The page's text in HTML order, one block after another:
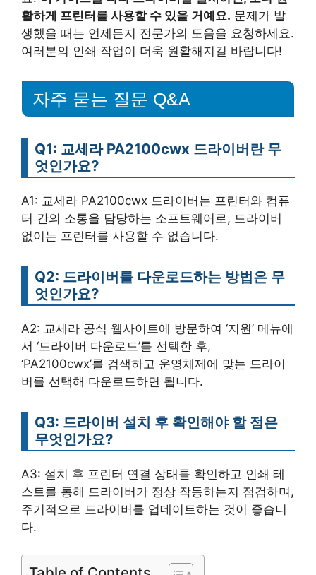
활하게 프린터를 사용할 수 있을 거예요. 문제가 발
생했을 때는 언제든지 전문가의 도움을 요청하세요.
여러분의 인쇄 작업이 더욱 원활해지길 바랍니다!
자주 묻는 질문 Q&A
Q1: 교세라 PA2100cwx 드라이버란 무
엇인가요?
A1: 교세라 PA2100cwx 드라이버는 프린터와 컴퓨
터 간의 소통을 담당하는 소프트웨어로, 드라이버
없이는 프린터를 사용할 수 없습니다.
Q2: 드라이버를 다운로드하는 방법은 무
엇인가요?
A2: 교세라 공식 웹사이트에 방문하여 ‘지원’ 메뉴에
서 ‘드라이버 다운로드’를 선택한 후,
‘PA2100cwx’를 검색하고 운영체제에 맞는 드라이
버를 선택해 다운로드하면 됩니다.
Q3: 드라이버 설치 후 확인해야 할 점은
무엇인가요?
A3: 설치 후 프린터 연결 상태를 확인하고 인쇄 테
스트를 통해 드라이버가 정상 작동하는지 점검하며,
주기적으로 드라이버를 업데이트하는 것이 좋습니
다.